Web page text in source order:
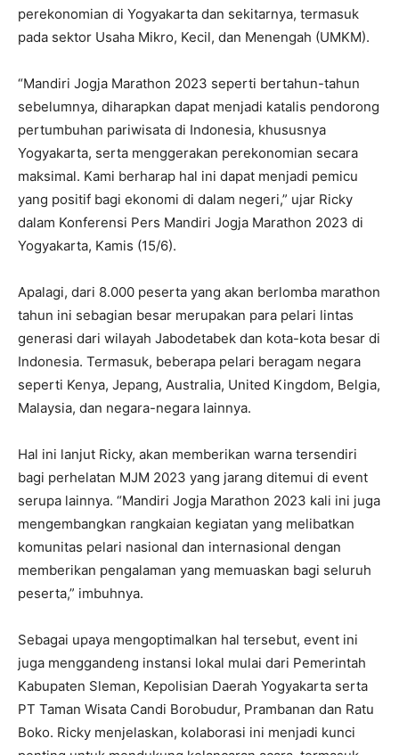
perekonomian di Yogyakarta dan sekitarnya, termasuk
pada sektor Usaha Mikro, Kecil, dan Menengah (UMKM).
“Mandiri Jogja Marathon 2023 seperti bertahun-tahun
sebelumnya, diharapkan dapat menjadi katalis pendorong
pertumbuhan pariwisata di Indonesia, khususnya
Yogyakarta, serta menggerakan perekonomian secara
maksimal. Kami berharap hal ini dapat menjadi pemicu
yang positif bagi ekonomi di dalam negeri,” ujar Ricky
dalam Konferensi Pers Mandiri Jogja Marathon 2023 di
Yogyakarta, Kamis (15/6).
Apalagi, dari 8.000 peserta yang akan berlomba marathon
tahun ini sebagian besar merupakan para pelari lintas
generasi dari wilayah Jabodetabek dan kota-kota besar di
Indonesia. Termasuk, beberapa pelari beragam negara
seperti Kenya, Jepang, Australia, United Kingdom, Belgia,
Malaysia, dan negara-negara lainnya.
Hal ini lanjut Ricky, akan memberikan warna tersendiri
bagi perhelatan MJM 2023 yang jarang ditemui di event
serupa lainnya. “Mandiri Jogja Marathon 2023 kali ini juga
mengembangkan rangkaian kegiatan yang melibatkan
komunitas pelari nasional dan internasional dengan
memberikan pengalaman yang memuaskan bagi seluruh
peserta,” imbuhnya.
Sebagai upaya mengoptimalkan hal tersebut, event ini
juga menggandeng instansi lokal mulai dari Pemerintah
Kabupaten Sleman, Kepolisian Daerah Yogyakarta serta
PT Taman Wisata Candi Borobudur, Prambanan dan Ratu
Boko. Ricky menjelaskan, kolaborasi ini menjadi kunci